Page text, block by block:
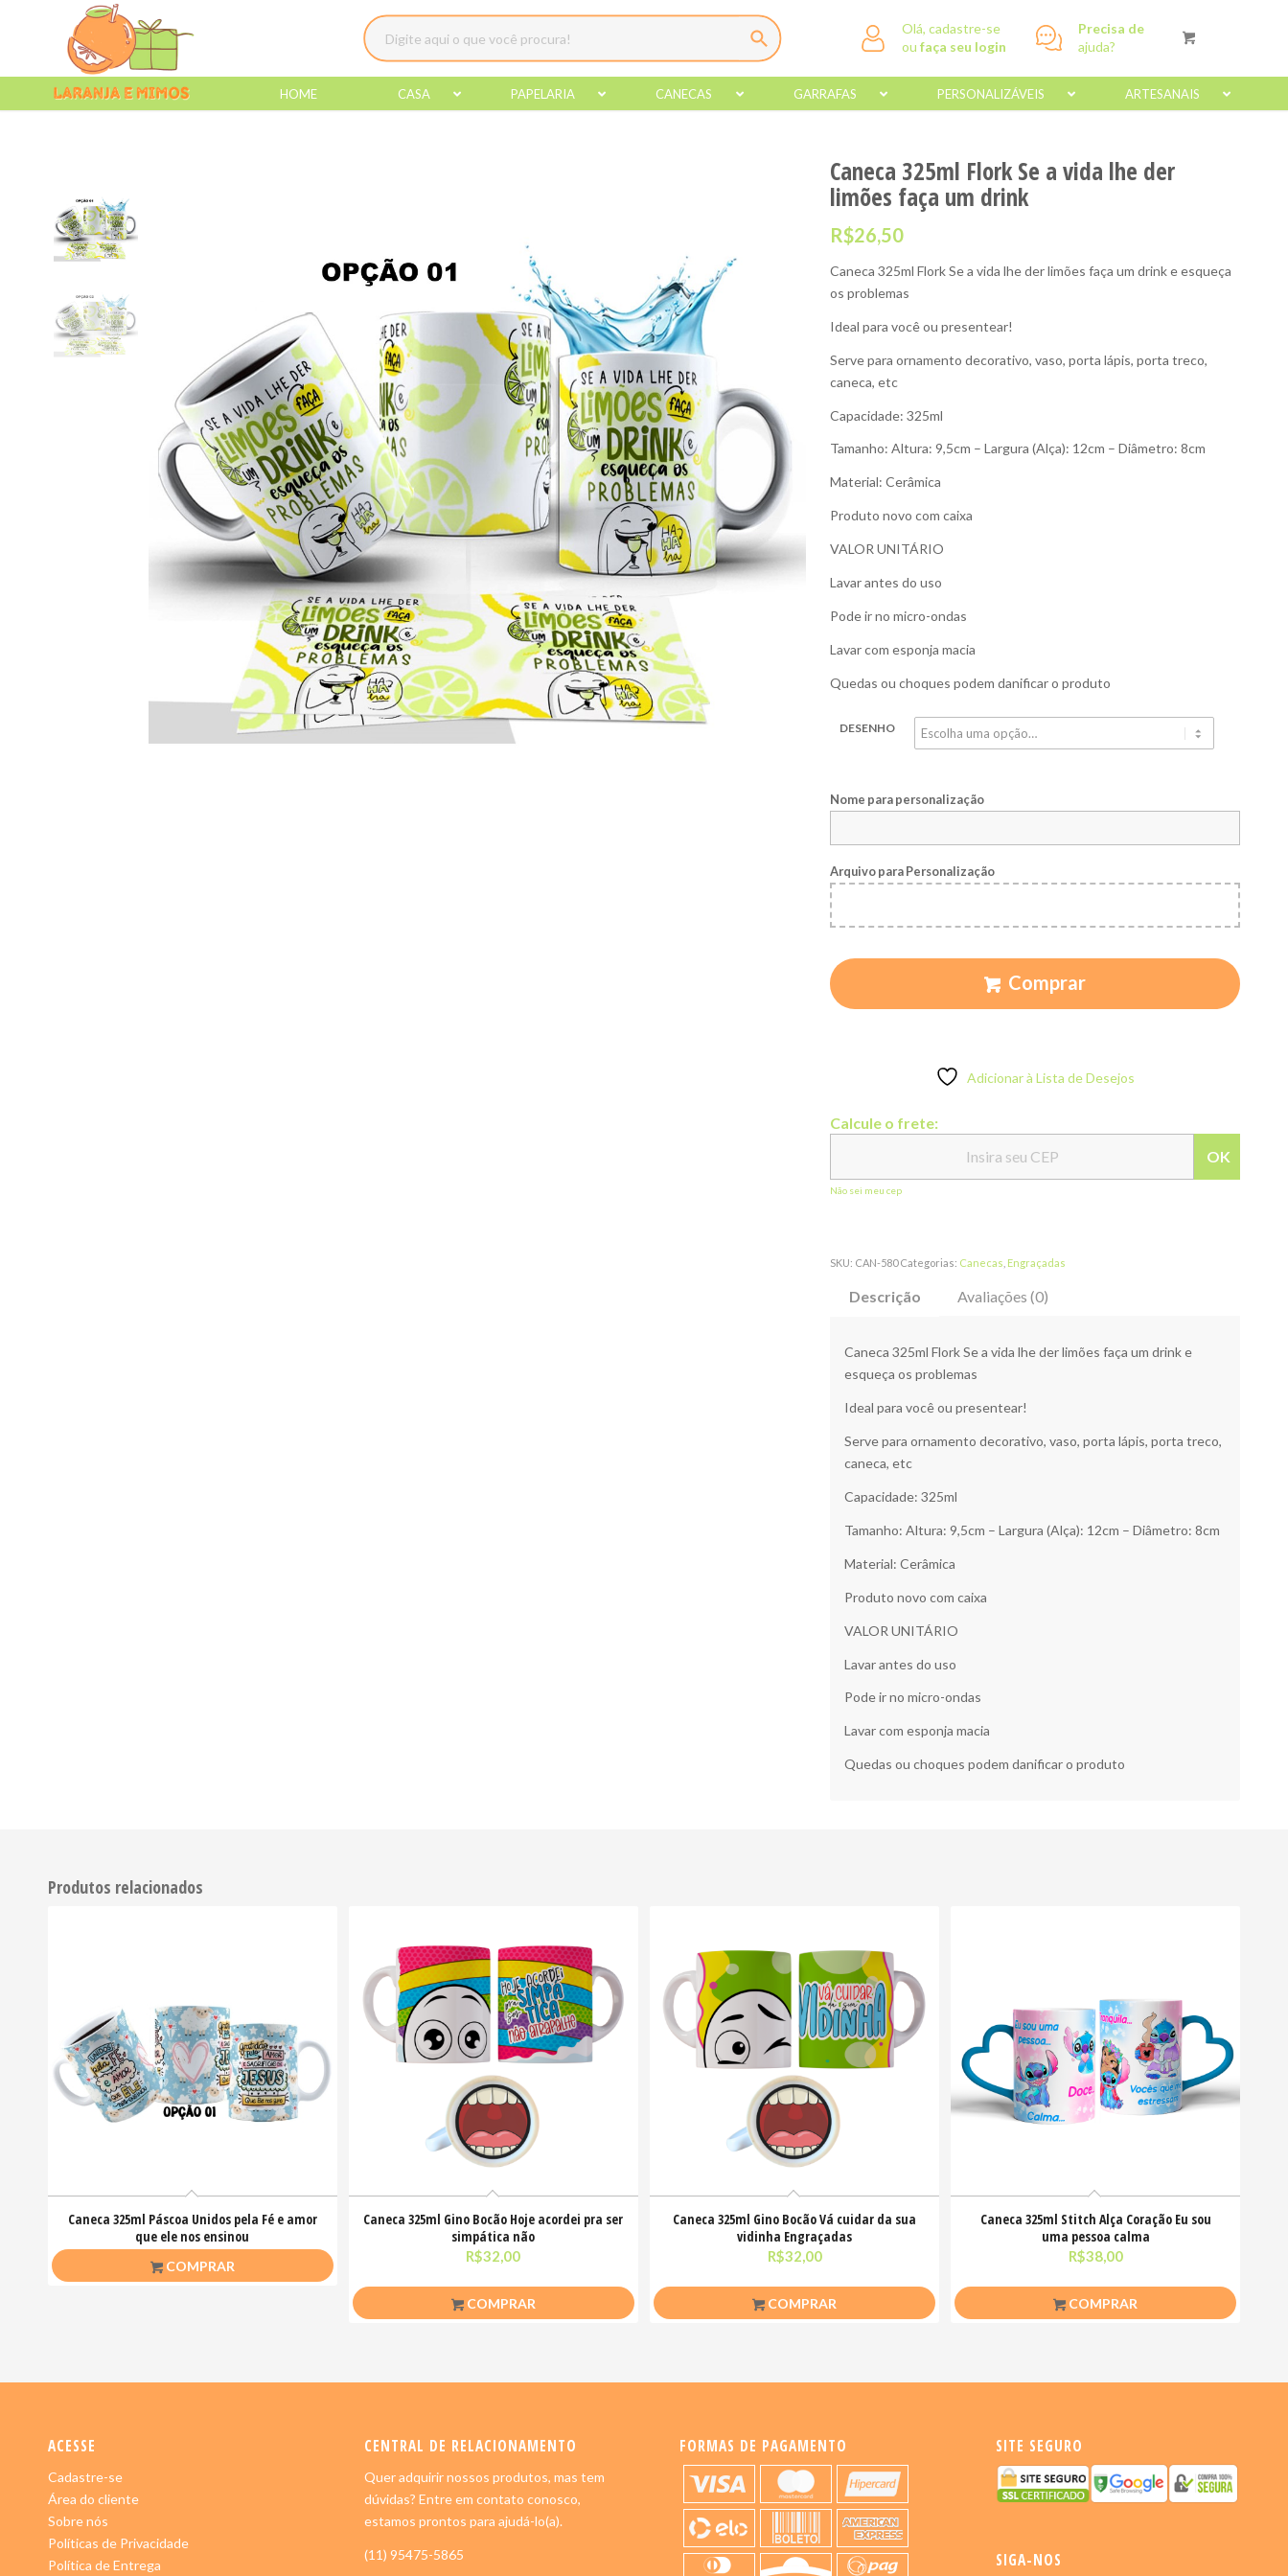
Olá, cadastre-se
oufaça seu login
Precisa de
ajuda?
HOME CASA PAPELARIA CANECAS GARRAFAS PERSONALIZÁVEIS ARTESANAIS
Caneca 325ml Flork Se a vida lhe der
limões faça um drink
R$26,50
Caneca 325ml Flork Se a vida lhe der limões faça um drink e esqueça
os problemas
Ideal para você ou presentear!
Serve para ornamento decorativo, vaso, porta lápis, porta treco,
caneca, etc
Capacidade: 325ml
Tamanho: Altura: 9,5cm – Largura (Alça): 12cm – Diâmetro: 8cm
Material: Cerâmica
Produto novo com caixa
VALOR UNITÁRIO
Lavar antes do uso
Pode ir no micro-ondas
Lavar com esponja macia
Quedas ou choques podem danificar o produto
DESENHO
Nome para personalização
Arquivo para Personalização
Comprar
Adicionar à Lista de Desejos
Calcule o frete:
OK
Não sei meu cep
SKU: CAN-580 Categorias: Canecas Engraçadas
Descrição Avaliações (0)
Caneca 325ml Flork Se a vida lhe der limões faça um drink e
esqueça os problemas
Ideal para você ou presentear!
Serve para ornamento decorativo, vaso, porta lápis, porta treco,
caneca, etc
Capacidade: 325ml
Tamanho: Altura: 9,5cm – Largura (Alça): 12cm – Diâmetro: 8cm
Material: Cerâmica
Produto novo com caixa
VALOR UNITÁRIO
Lavar antes do uso
Pode ir no micro-ondas
Lavar com esponja macia
Quedas ou choques podem danificar o produto
Produtos relacionados
Caneca 325ml Páscoa Unidos pela Fé e amor
que ele nos ensinou
COMPRAR
Caneca 325ml Gino Bocão Hoje acordei pra ser
simpática não
R$32,00
COMPRAR
Caneca 325ml Gino Bocão Vá cuidar da sua
vidinha Engraçadas
R$32,00
COMPRAR
Caneca 325ml Stitch Alça Coração Eu sou
uma pessoa calma
R$38,00
COMPRAR
ACESSE
Cadastre-se
Área do cliente
Sobre nós
Políticas de Privacidade
Política de Entrega
CENTRAL DE RELACIONAMENTO
Quer adquirir nossos produtos, mas tem
dúvidas? Entre em contato conosco,
estamos prontos para ajudá-lo(a).
(11) 95475-5865
FORMAS DE PAGAMENTO SITE SEGURO
SIGA-NOS